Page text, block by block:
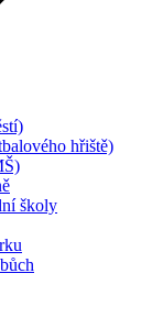
hřiště)
školy